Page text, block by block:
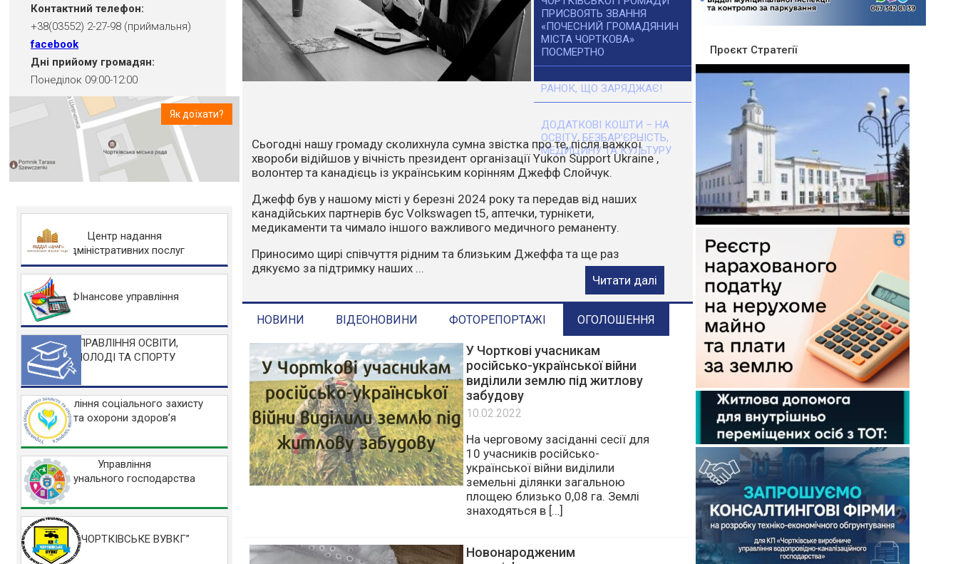
Контактний телефон:
+38(03552) 2-27-98 (приймальня)
facebook
Дні прийому громадян:
Понеділок 09:00-12:00
Як доїхати?
Центр надання
адміністративних послуг
ФІнансове управління
УПРАВЛІННЯ ОСВІТИ,
МОЛОДІ ТА СПОРТУ
Управління соціального захисту
та охорони здоров’я
Управління
комунального господарства
КП “ЧОРТКІВСЬКЕ ВУВКГ”
ПРИСВОЯТЬ ЗВАННЯ
«ПОЧЕСНИЙ ГРОМАДЯНИН
МІСТА ЧОРТКОВА»
ПОСМЕРТНО
РАНОК, ЩО ЗАРЯДЖАЄ!
ДОДАТКОВІ КОШТИ – НА
ОСВІТУ, БЕЗБАР’ЄРНІСТЬ,
МЕДИЦИНУ ТА КУЛЬТУРУ
Впродовж останніх днів температура повітря стає все вищою. Спека,
посуха та вітер перетворюють навіть маленьку іскру на масштабне
стихійне лихо.
Варто зазначити, що пожежі влітку найчастіше виникають через
людський фактор. Відділ з питань надзвичайних ситуацій та цивільного
захисту НАГАДУЄ:
Основні заборони у пожежонебезпечний період:
Читати далі
НОВИНИ ВІДЕОНОВИНИ ФОТОРЕПОРТАЖІ ОГОЛОШЕННЯ
У Чорткові учасникам
російсько-української війни
виділили землю під житлову
забудову
10.02.2022
На черговому засіданні сесії для
10 учасників російсько-
української війни виділили
знаходяться в […]
Проєкт Стратегії